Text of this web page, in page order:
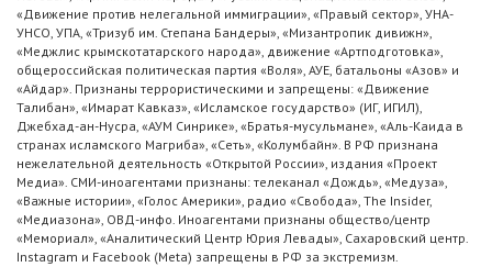
«Движение против нелегальной иммиграции», «Правый сектор», УНА-
УНСО, УПА, «Тризуб им. Степана Бандеры», «Мизантропик дивижн»,
«Меджлис крымскотатарского народа», движение «Артподготовка»,
общероссийская политическая партия «Воля», АУЕ, батальоны «Азов» и
«Айдар». Признаны террористическими и запрещены: «Движение
Талибан», «Имарат Кавказ», «Исламское государство» (ИГ, ИГИЛ),
Джебхад-ан-Нусра, «АУМ Синрике», «Братья-мусульмане», «Аль-Каида в
странах исламского Магриба», «Сеть», «Колумбайн». В РФ признана
нежелательной деятельность «Открытой России», издания «Проект
Медиа». СМИ-иноагентами признаны: телеканал «Дождь», «Медуза»,
«Важные истории», «Голос Америки», радио «Свобода», The Insider,
«Медиазона», ОВД-инфо. Иноагентами признаны общество/центр
«Мемориал», «Аналитический Центр Юрия Левады», Сахаровский центр.
Instagram и Facebook (Metа) запрещены в РФ за экстремизм.